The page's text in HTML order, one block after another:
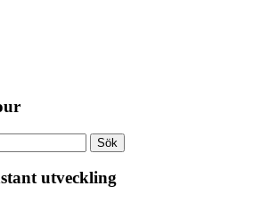
utveckling